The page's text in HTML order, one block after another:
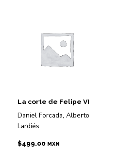
La corte de Felipe VI
Daniel Forcada, Alberto
Lardiés
$499.00 MXN